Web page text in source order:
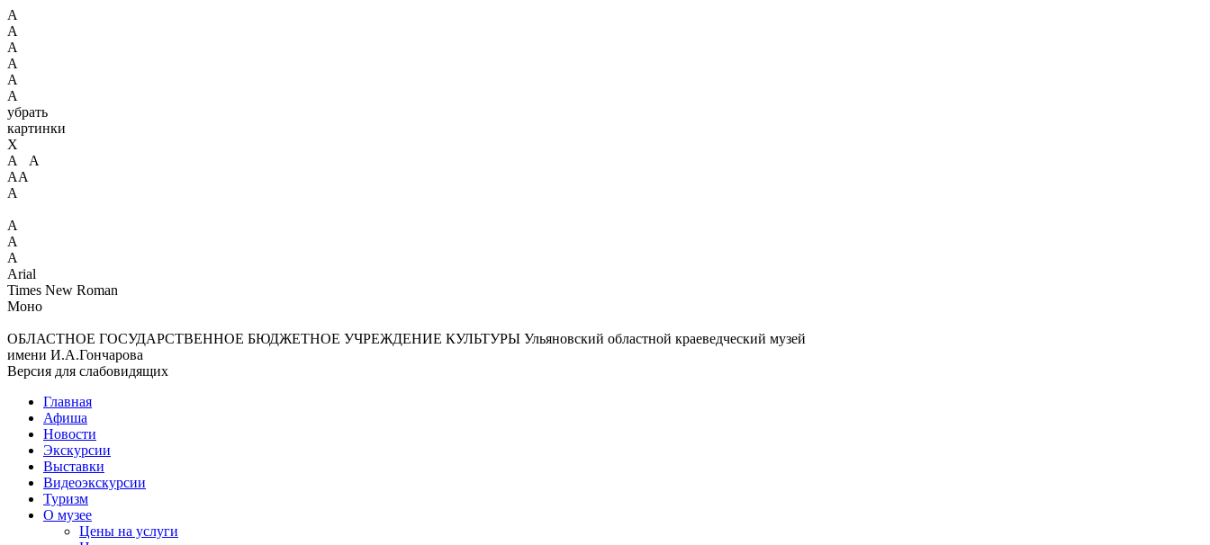
А
А
А
А
А
А
убрать
картинки
X
А А
АА
А
А
А
А
Arial
Times New Roman
Моно
ОБЛАСТНОЕ ГОСУДАРСТВЕННОЕ БЮДЖЕТНОЕ УЧРЕЖДЕНИЕ КУЛЬТУРЫ Ульяновский областной краеведческий музей
имени И.А.Гончарова
Версия для слабовидящих
Главная
Афиша
Новости
Экскурсии
Выставки
Видеоэкскурсии
Туризм
О музее
Цены на услуги